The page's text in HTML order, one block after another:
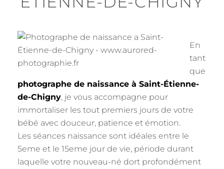
En
tant
que
photographe de naissance à Saint-Étienne-
de-Chigny, je vous accompagne pour
immortaliser les tout premiers jours de votre
bébé avec douceur, patience et émotion.
Les séances naissance sont idéales entre le
5eme et le 15eme jour de vie, période durant
laquelle votre nouveau-né dort profondément